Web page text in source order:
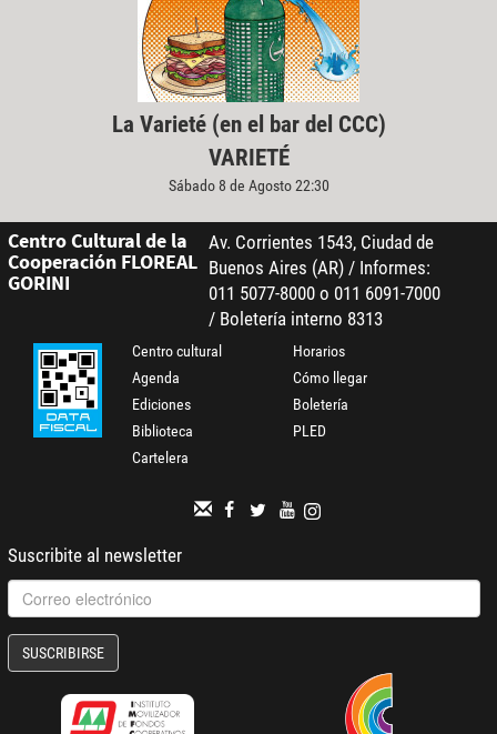
La Varieté (en el bar del CCC)
VARIETÉ
Sábado 8 de Agosto 22:30
Centro Cultural de la
Cooperación FLOREAL
GORINI
Av. Corrientes 1543, Ciudad de
Buenos Aires (AR) / Informes:
011 5077-8000 o 011 6091-7000
/ Boletería interno 8313
Centro cultural
Agenda
Ediciones
Biblioteca
Cartelera
Horarios
Cómo llegar
Boletería
PLED
Suscribite al newsletter
SUSCRIBIRSE